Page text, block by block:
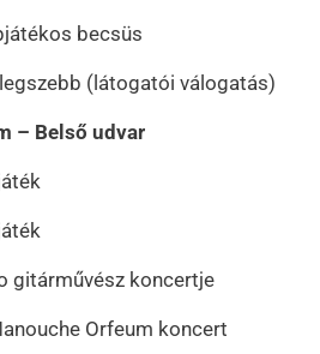
becsüs
(látogatói válogatás)
– Belső udvar
gitárművész koncertje
Orfeum koncert